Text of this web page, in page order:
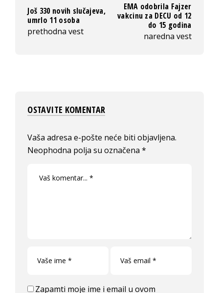
Još 330 novih slučajeva,
umrlo 11 osoba
prethodna vest
EMA odobrila Fajzer
vakcinu za DECU od 12
do 15 godina
naredna vest
OSTAVITE KOMENTAR
Vaša adresa e-pošte neće biti objavljena.
Neophodna polja su označena*
Zapamti moje ime i email u ovom